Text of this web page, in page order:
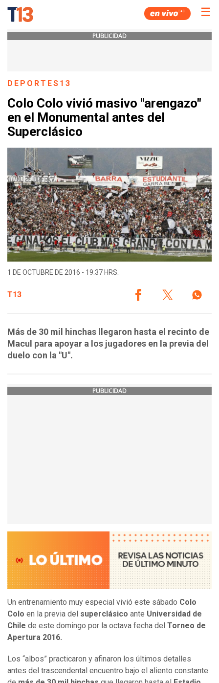
☰
PUBLICIDAD
DEPORTES13
Colo Colo vivió masivo "arengazo"
en el Monumental antes del
Superclásico
1 DE OCTUBRE DE 2016 - 19:37 HRS.
T13
Más de 30 mil hinchas llegaron hasta el recinto de
Macul para apoyar a los jugadores en la previa del
duelo con la "U".
PUBLICIDAD
Un entrenamiento muy especial vivió este sábado Colo
Colo en la previa del superclásico ante Universidad de
Chile de este domingo por la octava fecha del Torneo de
Apertura 2016.
Los “albos” practicaron y afinaron los últimos detalles
antes del trascendental encuentro bajo el aliento constante